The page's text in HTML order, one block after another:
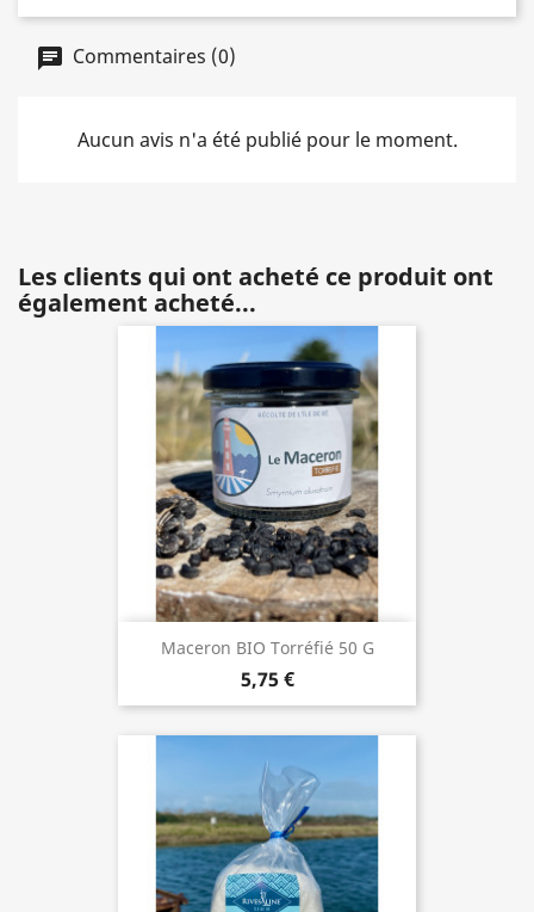
Commentaires (0)
Aucun avis n'a été publié pour le moment.
Les clients qui ont acheté ce produit ont
également acheté...
Maceron BIO Torréfié 50 G
5,75 €